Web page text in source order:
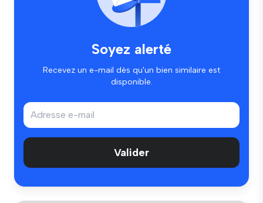
Soyez alerté
Recevez un e-mail dès qu'un bien similaire est
disponible.
Valider